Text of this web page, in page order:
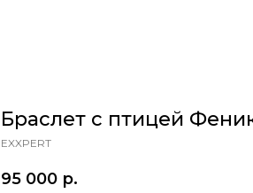
Браслет с птицей
EXXPERT
95 000 р.